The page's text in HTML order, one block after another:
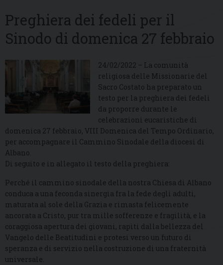
Preghiera dei fedeli per il
Sinodo di domenica 27 febbraio
24/02/2022 – La comunità
religiosa delle Missionarie del
Sacro Costato ha preparato un
testo per la preghiera dei fedeli
da proporre durante le
celebrazioni eucaristiche di
domenica 27 febbraio, VIII Domenica del Tempo Ordinario,
per accompagnare il Cammino Sinodale della diocesi di
Albano.
Di seguito e in allegato il testo della preghiera:
Perché il cammino sinodale della nostra Chiesa di Albano
conduca a una feconda sinergia fra la fede degli adulti,
maturata al sole della Grazia e rimasta felicemente
ancorata a Cristo, pur tra mille sofferenze e fragilità, e la
coraggiosa apertura dei giovani, rapiti dalla bellezza del
Vangelo delle Beatitudini e protesi verso un futuro di
speranza e di servizio nella costruzione di una fraternità
universale.